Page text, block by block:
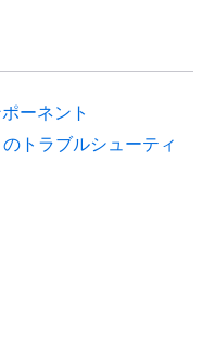
ーネント
トラブルシューティ